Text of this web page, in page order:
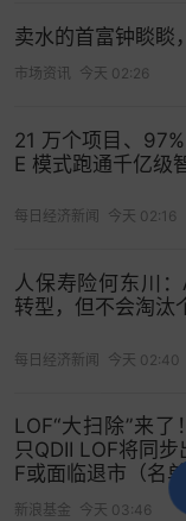
出：“30年期美
滞。这个数字绝
Briggs指出，在
打
卖水的首富钟睒睒
市场资讯 今天 02:26
21 万个项目、
E 模式跑通千亿级
每日经济新闻 今天 02:16
人保寿险何东川
转型，但不会淘汰
每日经济新闻 今天 02:40
LOF“大扫除”来
只QDII LOF将同步
F或面临退市（名单
新浪基金 今天 03:46